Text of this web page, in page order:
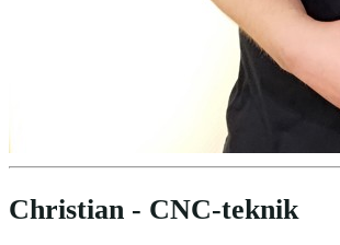
Christian - CNC-teknik